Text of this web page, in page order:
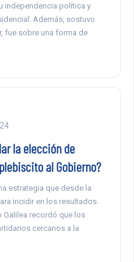
independencia política y
Además, sostuvo
fue sobre una forma de
la elección de
al Gobierno?
estrategia que desde la
incidir en los resultados.
Galilea recordó que los
cercanos a la